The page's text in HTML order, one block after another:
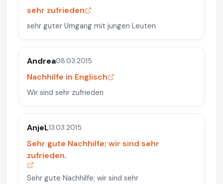
sehr zufrieden
sehr guter Umgang mit jungen Leuten
Andrea08.03.2015
Nachhilfe in Englisch
Wir sind sehr zufrieden
AnjeL13.03.2015
Sehr gute Nachhilfe; wir sind sehr
zufrieden.
Sehr gute Nachhilfe; wir sind sehr